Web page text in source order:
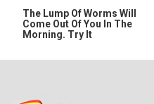
The Lump Of Worms Will
Come Out Of You In The
Morning. Try It